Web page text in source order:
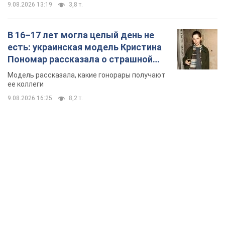
9.08.2026 13:19 3,8 т.
В 16–17 лет могла целый день не
есть: украинская модель Кристина
Пономар рассказала о страшной
стороне модельной карьеры
Модель рассказала, какие гонорары получают
ее коллеги
9.08.2026 16:25 8,2 т.